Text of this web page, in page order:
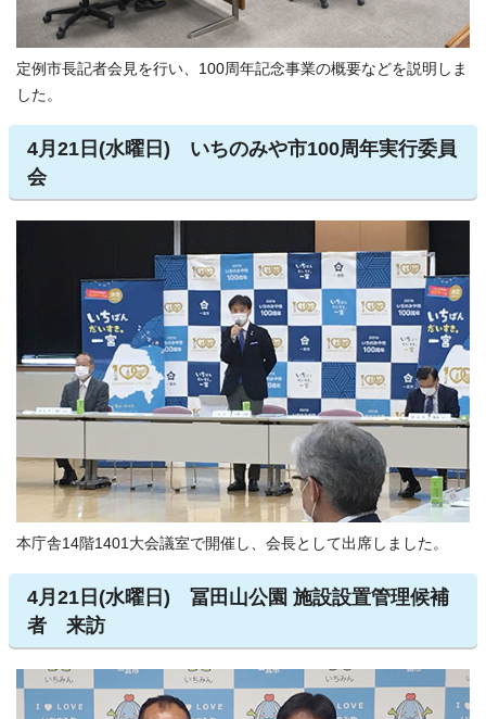
定例市長記者会見を行い、100周年記念事業の概要などを説明しま
した。
4月21日(水曜日) いちのみや市100周年実行委員
会
本庁舎14階1401大会議室で開催し、会長として出席しました。
4月21日(水曜日) 冨田山公園 施設設置管理候補
者 来訪